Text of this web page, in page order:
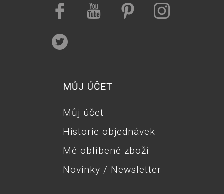
MŮJ ÚČET
Můj účet
Historie objednávek
Mé oblíbené zboží
Novinky / Newsletter